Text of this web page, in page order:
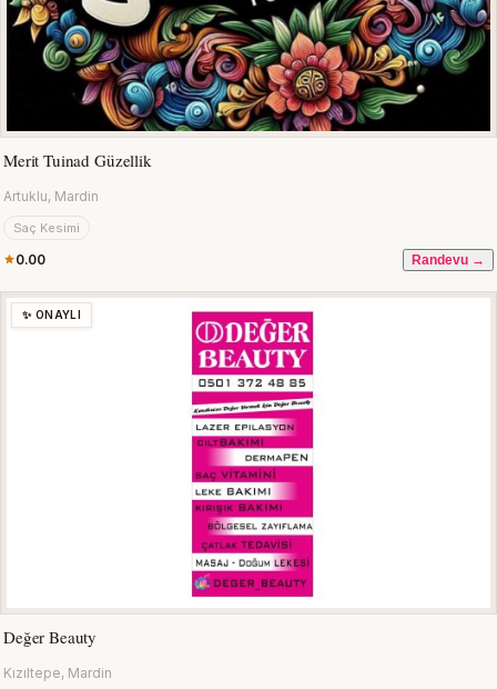
Merit Tuinad Güzellik
Artuklu, Mardin
Saç Kesimi
0.00 Randevu →
✨ ONAYLI
Değer Beauty
Kızıltepe, Mardin